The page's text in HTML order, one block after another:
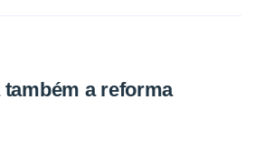
a reforma